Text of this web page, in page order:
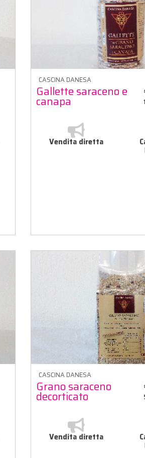
CASCINA DANESA
Gallette saraceno e
canapa
Vendita diretta
CASCINA DANESA
Grano saraceno
decorticato
Vendita diretta